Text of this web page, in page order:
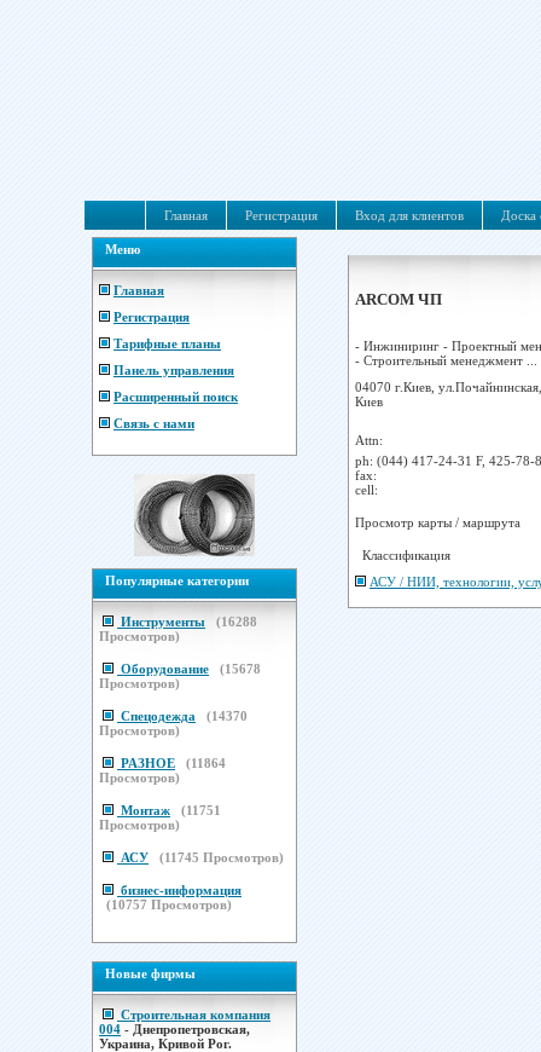
Главная Регистрация Вход для клиентов Доска
Меню
Главная
Регистрация
Тарифные планы
Панель управления
Расширенный поиск
Связь с нами
Популярные категории
Инструменты (16288
Просмотров)
Оборудование (15678
Просмотров)
Спецодежда (14370
Просмотров)
РАЗНОЕ (11864
Просмотров)
Монтаж (11751
Просмотров)
АСУ (11745 Просмотров)
бизнес-информация
(10757 Просмотров)
Новые фирмы
Строительная компания
004 - Днепропетровская,
Украина, Кривой Рог.
ARCOM ЧП
- Инжиниринг - Проектный
- Строительный менеджмент ...
04070 г.Киев,
Киев
Attn:
ph: (044) 417-24-31 F, 425-78-
fax:
cell:
Просмотр карты / маршрута
Классификация
АСУ / НИИ, технологии,